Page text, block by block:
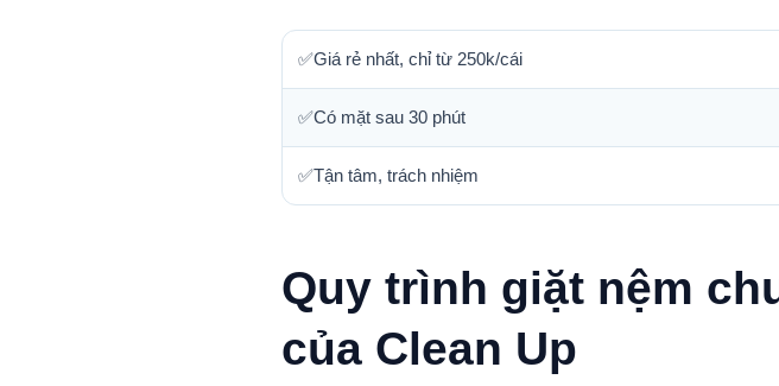
✅Giá rẻ nhất, chỉ từ 250k/cái
✅Có mặt sau 30 phút
✅Tận tâm, trách nhiệm
Quy trình giặt nệm
của Clean Up